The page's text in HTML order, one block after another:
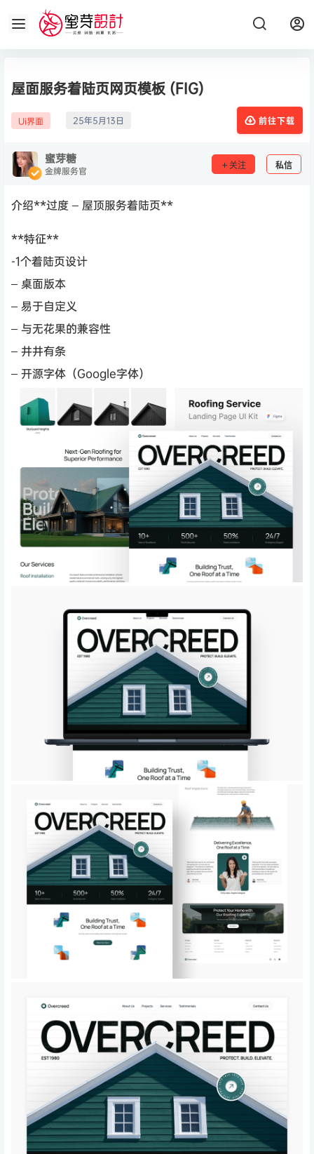
屋面服务着陆页网页模板 (FIG)
Ui界面 25年5月13日 前往下载
蜜芽糖
金牌服务官 关注 私信
介绍**过度 – 屋顶服务着陆页**
**特征**
-1个着陆页设计
– 桌面版本
– 易于自定义
– 与无花果的兼容性
– 井井有条
– 开源字体（Google字体）